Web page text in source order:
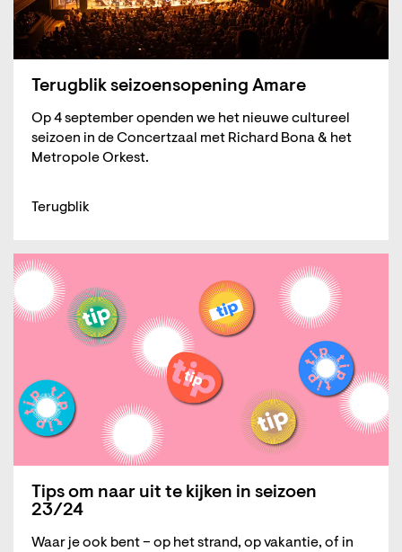
Terugblik seizoensopening Amare
Op 4 september openden we het nieuwe cultureel
seizoen in de Concertzaal met Richard Bona & het
Metropole Orkest.
Terugblik
Tips om naar uit te kijken in seizoen
23/24
Waar je ook bent – op het strand, op vakantie, of in